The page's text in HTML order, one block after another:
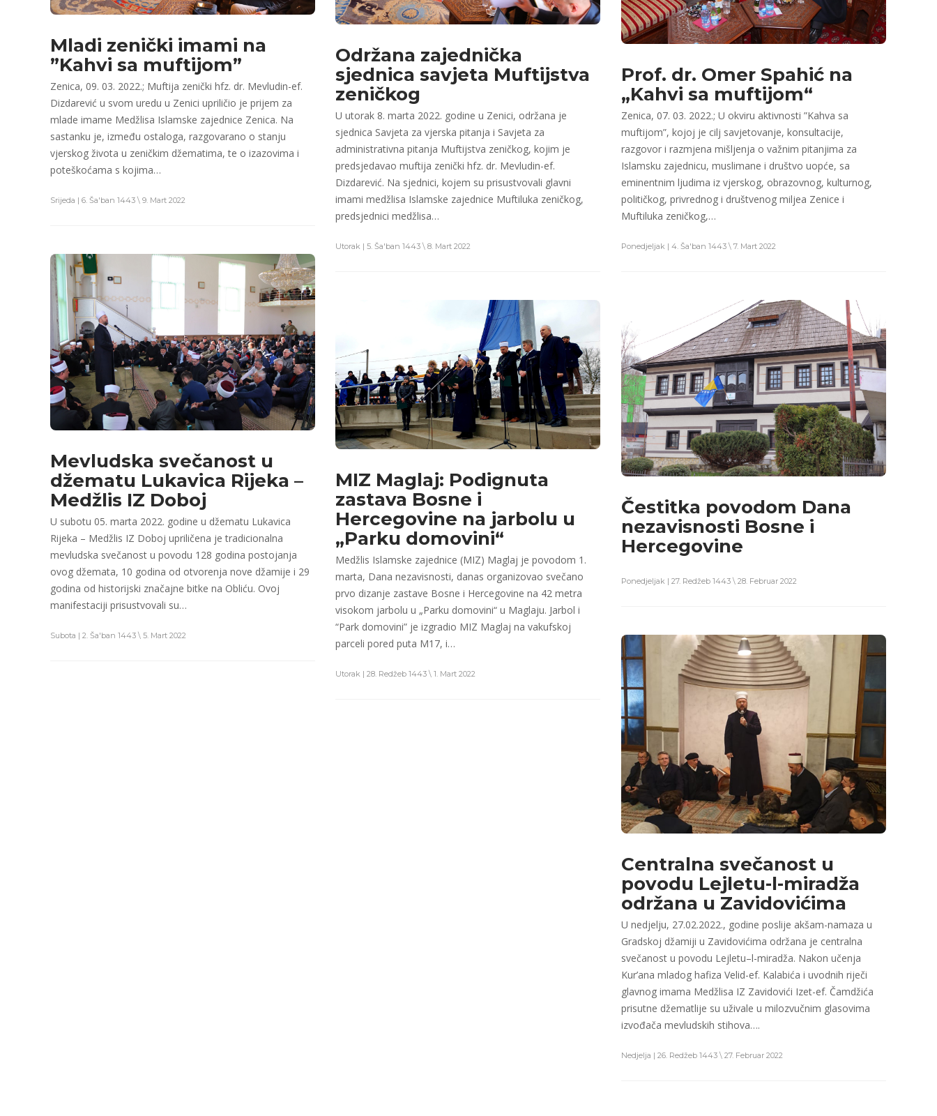
Mladi zenički imami na
”Kahvi sa muftijom”
Zenica, 09. 03. 2022.; Muftija zenički hfz. dr. Mevludin-ef.
Dizdarević u svom uredu u Zenici upriličio je prijem za
mlade imame Medžlisa Islamske zajednice Zenica. Na
sastanku je, između ostaloga, razgovarano o stanju
vjerskog života u zeničkim džematima, te o izazovima i
poteškoćama s kojima…
Srijeda | 6. Ša'ban 1443 \ 9. Mart 2022
Održana zajednička
sjednica savjeta Muftijstva
zeničkog
U utorak 8. marta 2022. godine u Zenici, održana je
sjednica Savjeta za vjerska pitanja i Savjeta za
administrativna pitanja Muftijstva zeničkog, kojim je
predsjedavao muftija zenički hfz. dr. Mevludin-ef.
Dizdarević. Na sjednici, kojem su prisustvovali glavni
imami medžlisa Islamske zajednice Muftiluka zeničkog,
predsjednici medžlisa…
Utorak | 5. Ša'ban 1443 \ 8. Mart 2022
Prof. dr. Omer Spahić na
„Kahvi sa muftijom“
Zenica, 07. 03. 2022.; U okviru aktivnosti ”Kahva sa
muftijom”, kojoj je cilj savjetovanje, konsultacije,
razgovor i razmjena mišljenja o važnim pitanjima za
Islamsku zajednicu, muslimane i društvo uopće, sa
eminentnim ljudima iz vjerskog, obrazovnog, kulturnog,
političkog, privrednog i društvenog miljea Zenice i
Muftiluka zeničkog,…
Ponedjeljak | 4. Ša'ban 1443 \ 7. Mart 2022
Mevludska svečanost u
džematu Lukavica Rijeka –
Medžlis IZ Doboj
U subotu 05. marta 2022. godine u džematu Lukavica
Rijeka – Medžlis IZ Doboj upriličena je tradicionalna
mevludska svečanost u povodu 128 godina postojanja
ovog džemata, 10 godina od otvorenja nove džamije i 29
godina od historijski značajne bitke na Obliću. Ovoj
manifestaciji prisustvovali su…
Subota | 2. Ša'ban 1443 \ 5. Mart 2022
MIZ Maglaj: Podignuta
zastava Bosne i
Hercegovine na jarbolu u
„Parku domovini“
Medžlis Islamske zajednice (MIZ) Maglaj je povodom 1.
marta, Dana nezavisnosti, danas organizovao svečano
prvo dizanje zastave Bosne i Hercegovine na 42 metra
visokom jarbolu u „Parku domovini“ u Maglaju. Jarbol i
“Park domovini” je izgradio MIZ Maglaj na vakufskoj
parceli pored puta M17, i…
Utorak | 28. Redžeb 1443 \ 1. Mart 2022
Čestitka povodom Dana
nezavisnosti Bosne i
Hercegovine
Ponedjeljak | 27. Redžeb 1443 \ 28. Februar 2022
Centralna svečanost u
povodu Lejletu-l-miradža
održana u Zavidovićima
U nedjelju, 27.02.2022., godine poslije akšam-namaza u
Gradskoj džamiji u Zavidovićima održana je centralna
svečanost u povodu Lejletu–l-miradža. Nakon učenja
Kur’ana mladog hafiza Velid-ef. Kalabića i uvodnih riječi
glavnog imama Medžlisa IZ Zavidovići Izet-ef. Čamdžića
prisutne džematlije su uživale u milozvučnim glasovima
izvođača mevludskih stihova….
Nedjelja | 26. Redžeb 1443 \ 27. Februar 2022